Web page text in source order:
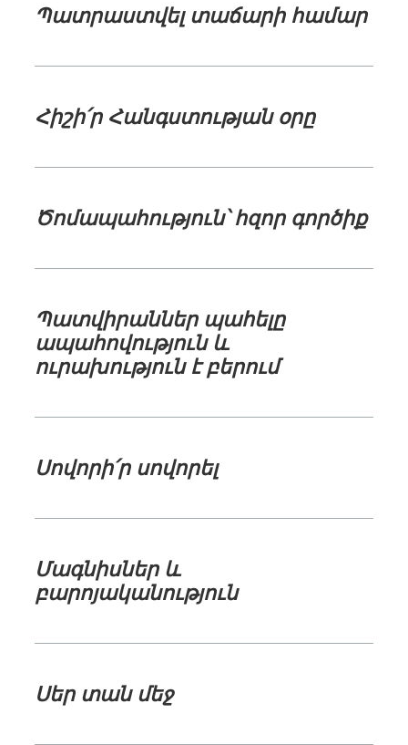
Պատրաստվել տաճարի համար
Հիշի՛ր Հանգստության օրը
Ծոմապահություն՝ հզոր գործիք
Պատվիրաններ պահելը
ապահովություն և
ուրախություն է բերում
Սովորի՛ր սովորել
Մագնիսներ և
բարոյականություն
Սեր տան մեջ